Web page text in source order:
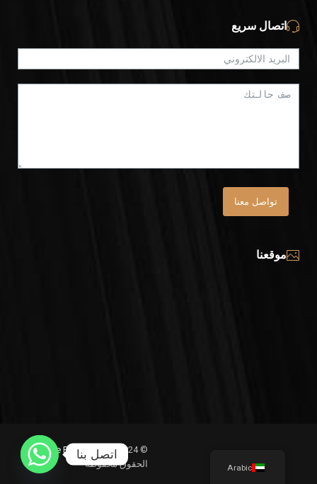
اتصال سريع
تواصل معنا
موقعنا
© 2024
The Future Visionجمع
الحقوق محفوظة
Arabic
اتصل بنا